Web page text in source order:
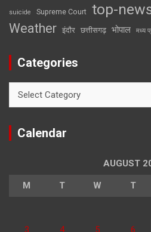
suicide Supreme Court top-
Weather इंदौर छत्तीसगढ़ भोपाल मध्य
Categories
Calendar
AUGUST
M T W T